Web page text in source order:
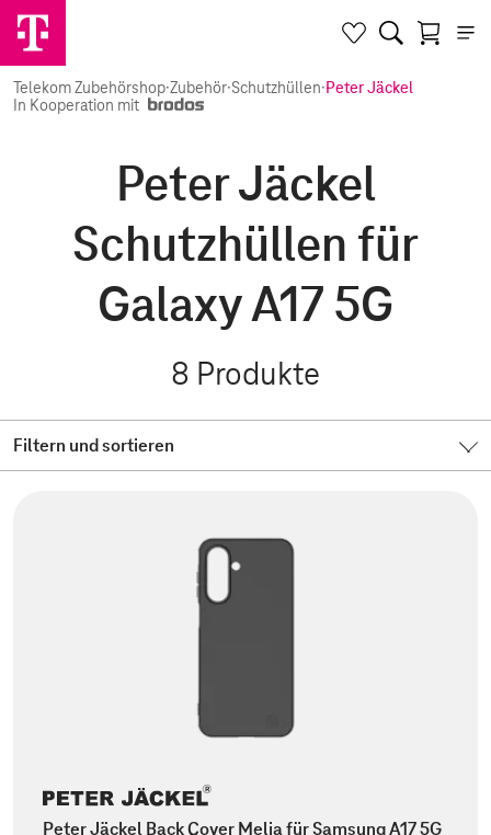
Telekom Zubehörshop·Zubehör·Schutzhüllen·Peter Jäckel
In Kooperation mit
Peter Jäckel
Schutzhüllen für
Galaxy A17 5G
8 Produkte
Filtern und sortieren
Peter Jäckel Back Cover Melia für Samsung A17 5G